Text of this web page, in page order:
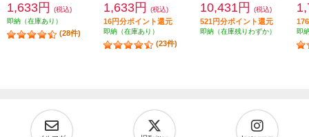
1,633円
(税込)
即納（在庫あり）
(28件)
1,633円 (税込)
16円分ポイント還元
即納（在庫あり）
(23件)
10,431円 (税込)
521円分ポイント還元
即納（在庫残りわずか） 即